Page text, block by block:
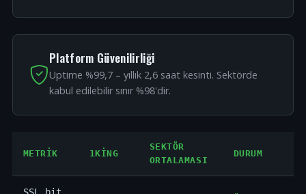
Platform Güvenilirliği
Uptime %99,7 – yıllık 2,6 saat kesinti. Sektörde
kabul edilebilir sınır %98'dir.
METRIK 1KING
SEKTÖR
ORTALAMASI
DURUM